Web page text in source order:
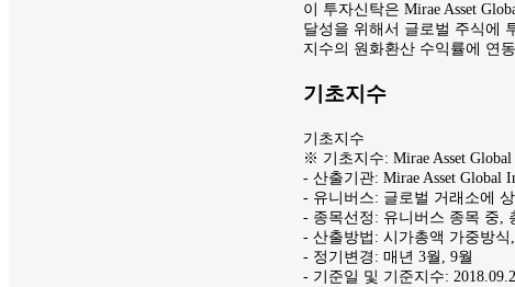
이 투자신탁은 Mirae Asset
달성을 위해서 글로벌 주식에
지수의 원화환산 수익률에 연
기초지수
기초지수
※ 기초지수: Mirae Asset
- 산출기관: Mirae Asset Global
- 유니버스: 글로벌 거래소에
- 종목선정: 유니버스 종목 중,
- 산출방법: 시가총액 가중방
- 정기변경: 매년 3월, 9월
- 기준일 및 기준지수: